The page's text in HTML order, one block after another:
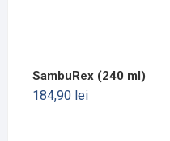
SambuRex (240 ml)
184,90 lei